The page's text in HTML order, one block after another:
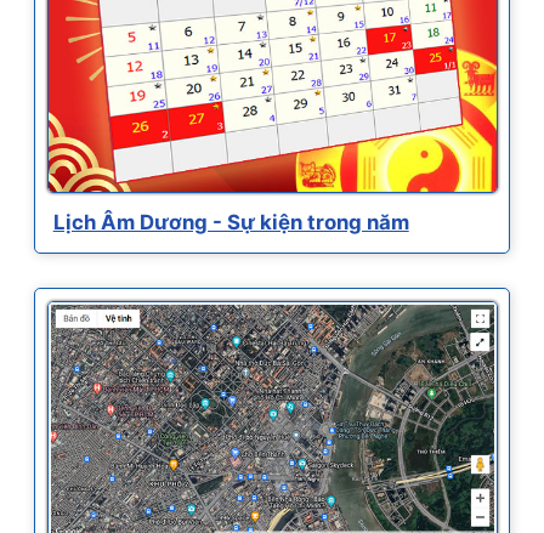
Lịch Âm Dương - Sự kiện trong năm